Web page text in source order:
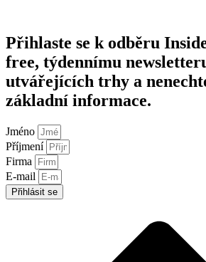
Přihlaste se k odběru
free, týdennímu
utvářejících trhy a
základní informace.
Jméno
Příjmení
Firma
E-mail
Přihlásit se